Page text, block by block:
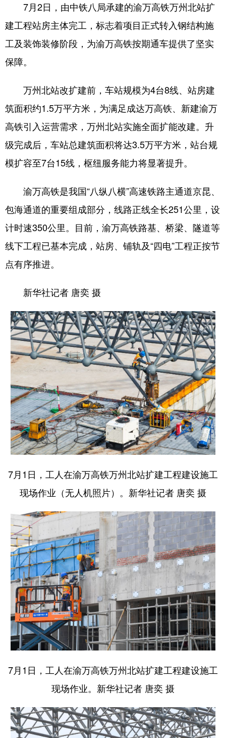
7月2日，由中铁八局承建的渝万高铁万州北站扩
建工程站房主体完工，标志着项目正式转入钢结构施
工及装饰装修阶段，为渝万高铁按期通车提供了坚实
保障。
万州北站改扩建前，车站规模为4台8线、站房建
筑面积约1.5万平方米，为满足成达万高铁、新建渝万
高铁引入运营需求，万州北站实施全面扩能改建。升
级完成后，车站总建筑面积将达3.5万平方米，站台规
模扩容至7台15线，枢纽服务能力将显著提升。
渝万高铁是我国“八纵八横”高速铁路主通道京昆、
包海通道的重要组成部分，线路正线全长251公里，设
计时速350公里。目前，渝万高铁路基、桥梁、隧道等
线下工程已基本完成，站房、铺轨及“四电”工程正按节
点有序推进。
新华社记者 唐奕 摄
7月1日，工人在渝万高铁万州北站扩建工程建设施工
现场作业（无人机照片）。新华社记者 唐奕 摄
7月1日，工人在渝万高铁万州北站扩建工程建设施工
现场作业。新华社记者 唐奕 摄